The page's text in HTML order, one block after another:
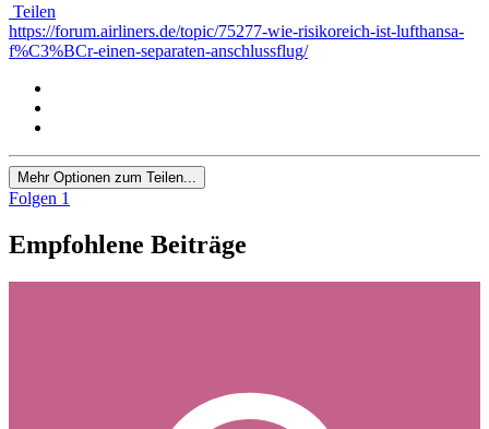
Teilen
https://forum.airliners.de/topic/75277-wie-risikoreich-ist-lufthansa-
f%C3%BCr-einen-separaten-anschlussflug/
Mehr Optionen zum Teilen...
Folgen 1
Empfohlene Beiträge